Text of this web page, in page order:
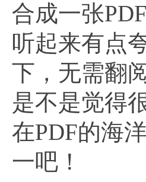
合成一张
听起来有点
下，无需翻
是不是觉得
在PDF的海
一吧！